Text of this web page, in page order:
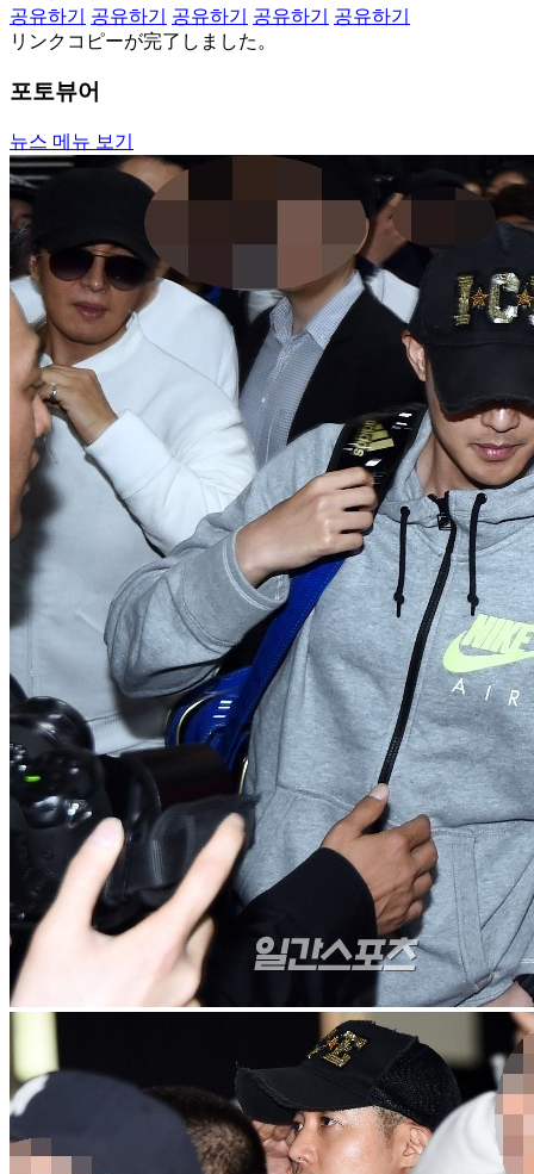
공유하기
공유하기 공유하기 공유하기
공유하기
リンクコピーが完了しました。
포토뷰어
뉴스 메뉴 보기